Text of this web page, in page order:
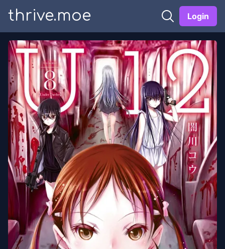
thrive.moe Login